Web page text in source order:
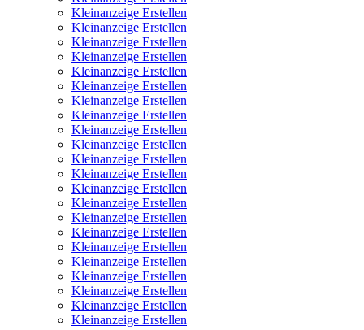
Kleinanzeige Erstellen
Kleinanzeige Erstellen
Kleinanzeige Erstellen
Kleinanzeige Erstellen
Kleinanzeige Erstellen
Kleinanzeige Erstellen
Kleinanzeige Erstellen
Kleinanzeige Erstellen
Kleinanzeige Erstellen
Kleinanzeige Erstellen
Kleinanzeige Erstellen
Kleinanzeige Erstellen
Kleinanzeige Erstellen
Kleinanzeige Erstellen
Kleinanzeige Erstellen
Kleinanzeige Erstellen
Kleinanzeige Erstellen
Kleinanzeige Erstellen
Kleinanzeige Erstellen
Kleinanzeige Erstellen
Kleinanzeige Erstellen
Kleinanzeige Erstellen